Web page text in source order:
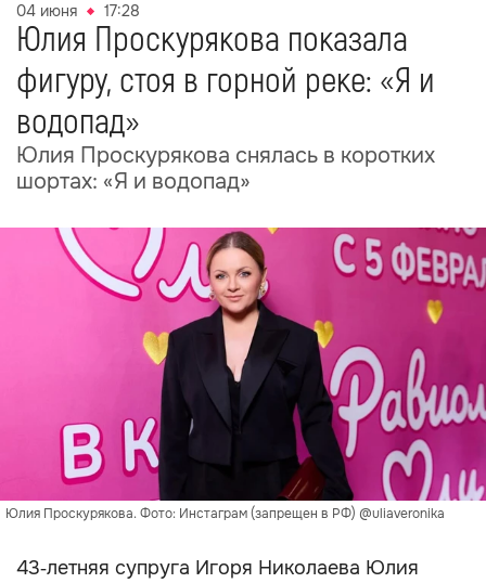
04 июня 17:28
Юлия Проскурякова показала
фигуру, стоя в горной реке: «Я и
водопад»
Юлия Проскурякова снялась в коротких
шортах: «Я и водопад»
Юлия Проскурякова. Фото: Инстаграм (запрещен в РФ) @uliaveronika
43‑летняя супруга Игоря Николаева Юлия